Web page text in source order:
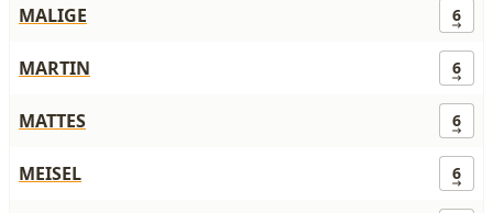
MALIGE 6
MARTIN 6
MATTES 6
MEISEL 6